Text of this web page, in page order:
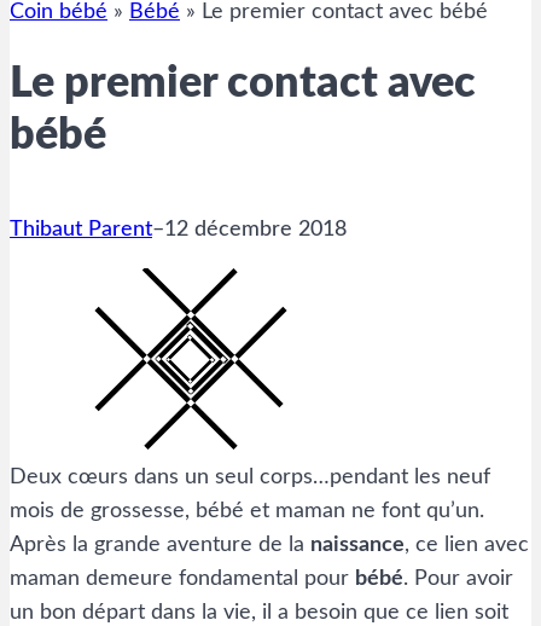
Coin bébé » Bébé » Le premier contact avec bébé
Le premier contact avec
bébé
Thibaut Parent–12 décembre 2018
Deux cœurs dans un seul corps…pendant les neuf
mois de grossesse, bébé et maman ne font qu’un.
Après la grande aventure de la naissance, ce lien avec
maman demeure fondamental pour bébé. Pour avoir
un bon départ dans la vie, il a besoin que ce lien soit